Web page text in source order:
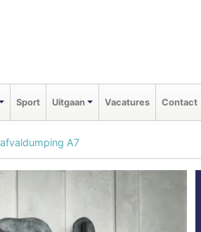
Sport Uitgaan Vacatures Contact
A7